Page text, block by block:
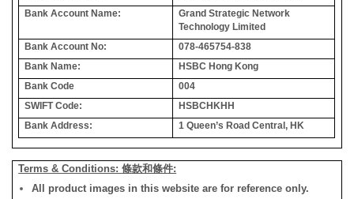
Bank Account Name:
Grand Strategic Network
Technology Limited
Bank Account No:
078-465754-838
Bank Name:
HSBC Hong Kong
Bank Code
004
SWIFT Code:
HSBCHKHH
Bank Address:
1 Queen’s Road Central, HK
Terms & Conditions: 條款和條件:
All product images in this website are for reference only.